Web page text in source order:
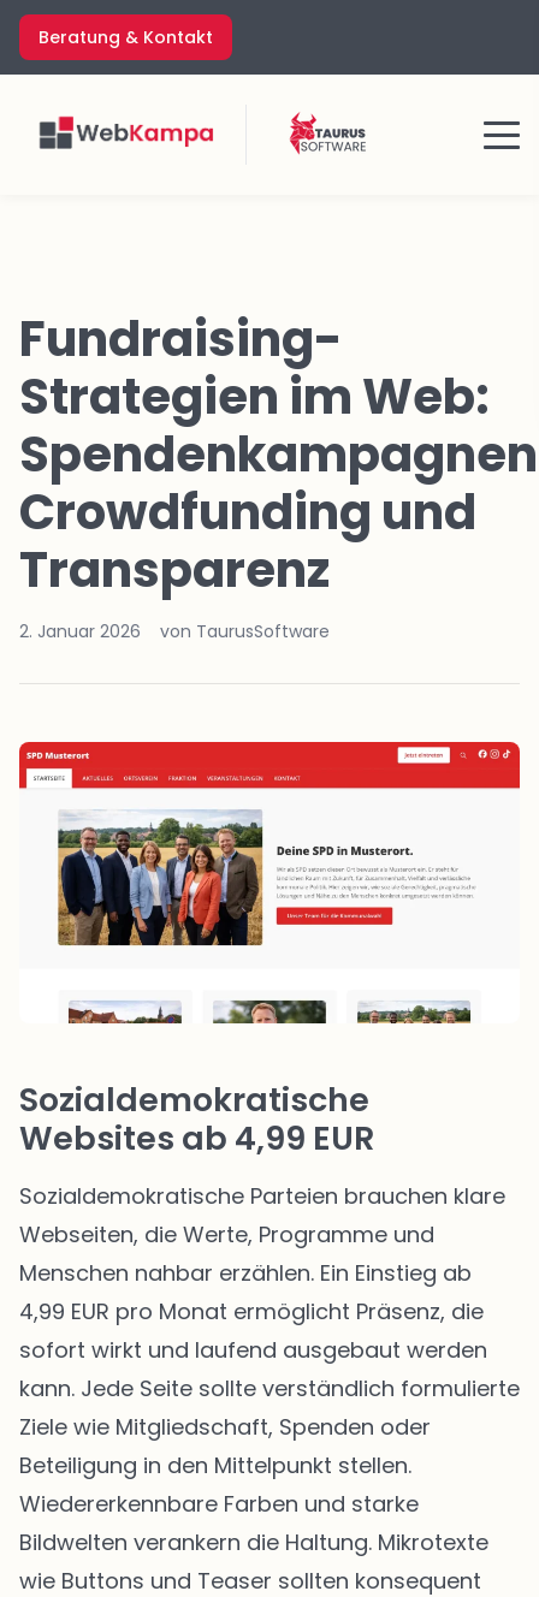
Zum
Inhalt
springen
Beratung & Kontakt
Menü
Fundraising-
Strategien im Web:
Crowdfunding und
Transparenz
2. Januar 2026 von TaurusSoftware
Sozialdemokratische
Websites ab 4,99 EUR
Sozialdemokratische Parteien brauchen klare
Webseiten, die Werte, Programme und
Menschen nahbar erzählen. Ein Einstieg ab
4,99 EUR pro Monat ermöglicht Präsenz, die
sofort wirkt und laufend ausgebaut werden
kann. Jede Seite sollte verständlich formulierte
Ziele wie Mitgliedschaft, Spenden oder
Beteiligung in den Mittelpunkt stellen.
Wiedererkennbare Farben und starke
Bildwelten verankern die Haltung. Mikrotexte
wie Buttons und Teaser sollten konsequent